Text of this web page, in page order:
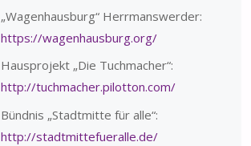
„Wagenhausburg“ Herrmanswerder:
https://wagenhausburg.org/
Hausprojekt „Die Tuchmacher“:
http://tuchmacher.pilotton.com/
Bündnis „Stadtmitte für alle“:
http://stadtmittefueralle.de/